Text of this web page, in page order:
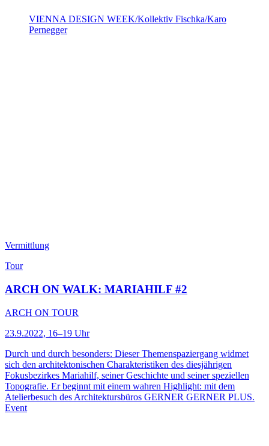
VIENNA DESIGN WEEK/Kollektiv Fischka/Karo
Pernegger
Vermittlung
Tour
ARCH ON WALK: MARIAHILF #2
ARCH ON TOUR
23.9.2022, 16–19 Uhr
Durch und durch besonders: Dieser Themenspaziergang widmet
sich den architektonischen Charakteristiken des diesjährigen
Fokusbezirkes Mariahilf, seiner Geschichte und seiner speziellen
Topografie. Er beginnt mit einem wahren Highlight: mit dem
Atelierbesuch des Architektursbüros GERNER GERNER PLUS.
Event